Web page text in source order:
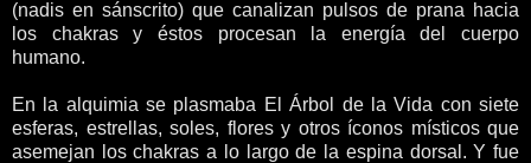
(nadis en sánscrito) que canalizan pulsos de prana hacia
los chakras y éstos procesan la energía del cuerpo
humano.
En la alquimia se plasmaba El Árbol de la Vida con siete
esferas, estrellas, soles, flores y otros íconos místicos que
asemejan los chakras a lo largo de la espina dorsal. Y fue